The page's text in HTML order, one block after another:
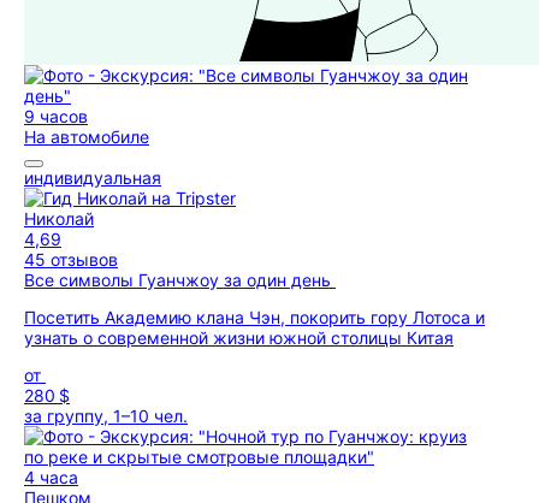
9 часов
На автомобиле
индивидуальная
Николай
4,69
45 отзывов
Все символы Гуанчжоу за один день
Посетить Академию клана Чэн, покорить гору Лотоса и
узнать о современной жизни южной столицы Китая
от
280 $
за группу, 1–10 чел.
4 часа
Пешком